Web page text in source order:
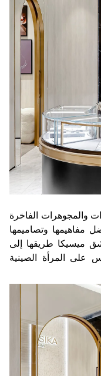
والمجوهرات الفاخرة
مفاهيمها وتصاميمها
ميسيكا طريقها إلى
على المرأة الصينية